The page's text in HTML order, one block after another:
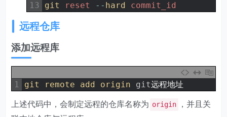
13
git reset -- hard commit_id
远程仓库
添加远程库
1 git remote add origin git远程地址
上述代码中，会制定远程的仓库名称为 origin
，并且关